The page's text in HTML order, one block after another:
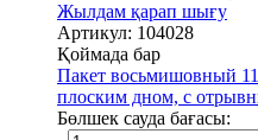
Жылдам қарап шығу
Артикул: 104028
Қоймада бар
Пакет восьмишовный
плоским дном, с
Бөлшек сауда бағасы: